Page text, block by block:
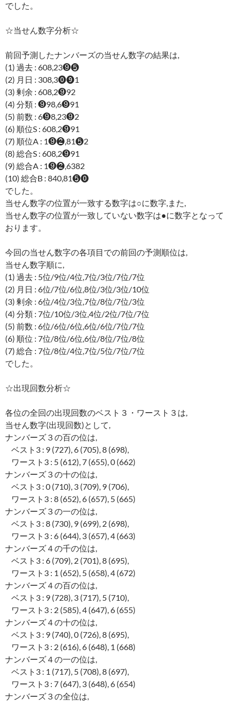
でした。
☆当せん数字分析☆
前回予測したナンバーズの当せん数字の結果は,
(1) 過去 : 608,23❾❺
(2) 月日 : 308,3⓿❾1
(3) 剰余 : 608,2❾92
(4) 分類 : ❾98,6❾91
(5) 前数 : 6❾8,23❾2
(6) 順位S : 608,2❾91
(7) 順位A : 1❾❷,81❺2
(8) 総合S : 608,2❾91
(9) 総合A : 1❾❷,6382
(10) 総合B : 840,81❺⓿
でした。
当せん数字の位置が一致する数字は○に数字,また,
当せん数字の位置が一致していない数字は●に数字となって
おります。
今回の当せん数字の各項目での前回の予測順位は,
当せん数字順に,
(1) 過去 : 5位/9位/4位,7位/3位/7位/7位
(2) 月日 : 6位/7位/6位,8位/3位/3位/10位
(3) 剰余 : 6位/4位/3位,7位/8位/7位/3位
(4) 分類 : 7位/10位/3位,4位/2位/7位/7位
(5) 前数 : 6位/6位/6位,6位/6位/7位/7位
(6) 順位 : 7位/8位/6位,6位/8位/7位/8位
(7) 総合 : 7位/8位/4位,7位/5位/7位/7位
でした。
☆出現回数分析☆
各位の全回の出現回数のベスト３・ワースト３は,
当せん数字(出現回数)として,
ナンバーズ３の百の位は,
ベスト3 : 9 (727), 6 (705), 8 (698),
ワースト3 : 5 (612), 7 (655), 0 (662)
ナンバーズ３の十の位は,
ベスト3 : 0 (710), 3 (709), 9 (706),
ワースト3 : 8 (652), 6 (657), 5 (665)
ナンバーズ３の一の位は,
ベスト3 : 8 (730), 9 (699), 2 (698),
ワースト3 : 6 (644), 3 (657), 4 (663)
ナンバーズ４の千の位は,
ベスト3 : 6 (709), 2 (701), 8 (695),
ワースト3 : 1 (652), 5 (658), 4 (672)
ナンバーズ４の百の位は,
ベスト3 : 9 (728), 3 (717), 5 (710),
ワースト3 : 2 (585), 4 (647), 6 (655)
ナンバーズ４の十の位は,
ベスト3 : 9 (740), 0 (726), 8 (695),
ワースト3 : 2 (616), 6 (648), 1 (668)
ナンバーズ４の一の位は,
ベスト3 : 1 (717), 5 (708), 8 (697),
ワースト3 : 7 (647), 3 (648), 6 (654)
ナンバーズ３の全位は,